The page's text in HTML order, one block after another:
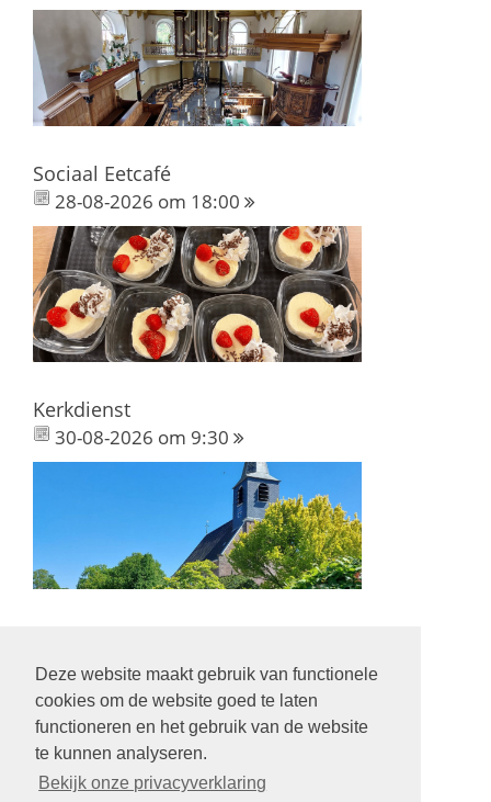
Deze website maakt gebruik van functionele
cookies om de website goed te laten
functioneren en het gebruik van de website
te kunnen analyseren.
Bekijk onze privacyverklaring
Sociaal Eetcafé
28-08-2026 om 18:00
Kerkdienst
30-08-2026 om 9:30
Volg ons op: